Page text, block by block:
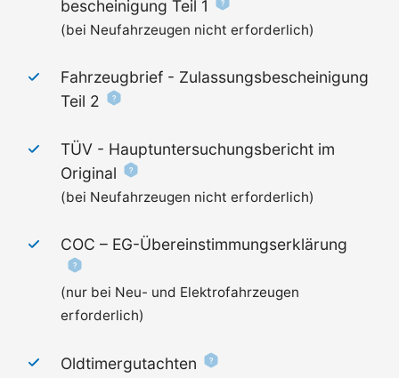
bescheinigung Teil 1
(bei Neufahrzeugen nicht erforderlich)
Fahrzeugbrief - Zulassungs­bescheinigung
Teil 2
TÜV - Haupt­untersuchungs­bericht im
Original
(bei Neufahrzeugen nicht erforderlich)
COC – EG-Übereinstimmungserklärung
(nur bei Neu- und Elektrofahrzeugen
erforderlich)
Oldtimergutachten